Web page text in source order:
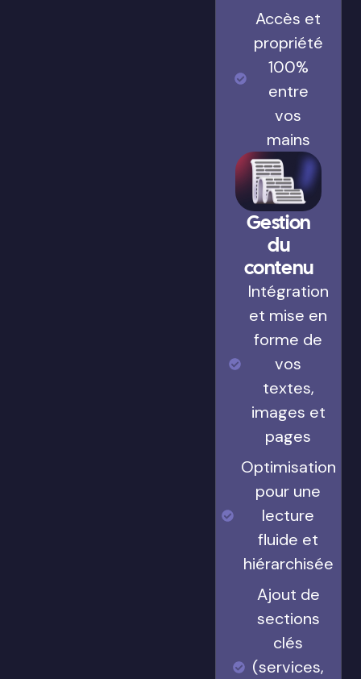
Accès et
propriété
100%
entre
vos
mains
Gestion
du
contenu
Intégration
et mise en
forme de
vos
textes,
images et
pages
Optimisation
pour une
lecture
fluide et
hiérarchisée
Ajout de
sections
clés
(services,